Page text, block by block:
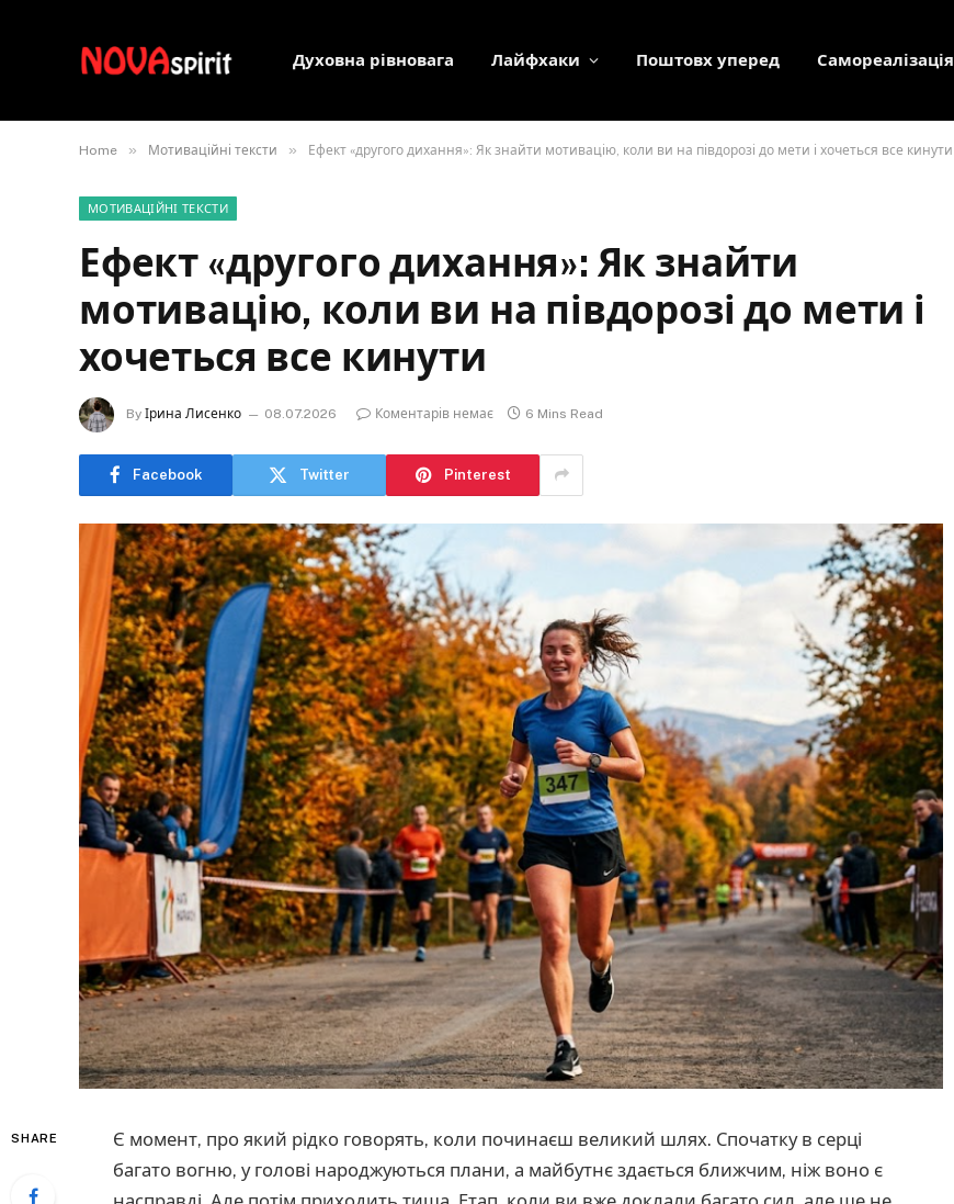
Духовна рівновага Лайфхаки Поштовх уперед Самореалізація
Home » Мотиваційні тексти » Ефект «другого дихання»: Як знайти мотивацію, коли ви на півдорозі до мети і хочеться все кинути
МОТИВАЦІЙНІ ТЕКСТИ
Ефект «другого дихання»: Як знайти
мотивацію, коли ви на півдорозі до мети і
хочеться все кинути
By Ірина Лисенко 08.07.2026 Коментарів немає 6 Mins Read
Facebook Twitter Pinterest
SHARE
Є момент, про який рідко говорять, коли починаєш великий шлях. Спочатку в серці
багато вогню, у голові народжуються плани, а майбутнє здається ближчим, ніж воно є